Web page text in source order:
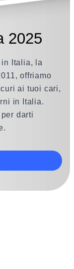
2025
Italia, la
offriamo
ai tuoi cari,
in Italia.
darti